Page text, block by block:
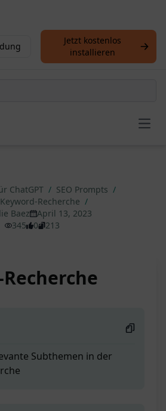
Jetzt kostenlos
installieren
ChatGPT / SEO Prompts /
Keyword-Recherche /
Baez
April 13, 2023
345
0 213
Subthemen in der